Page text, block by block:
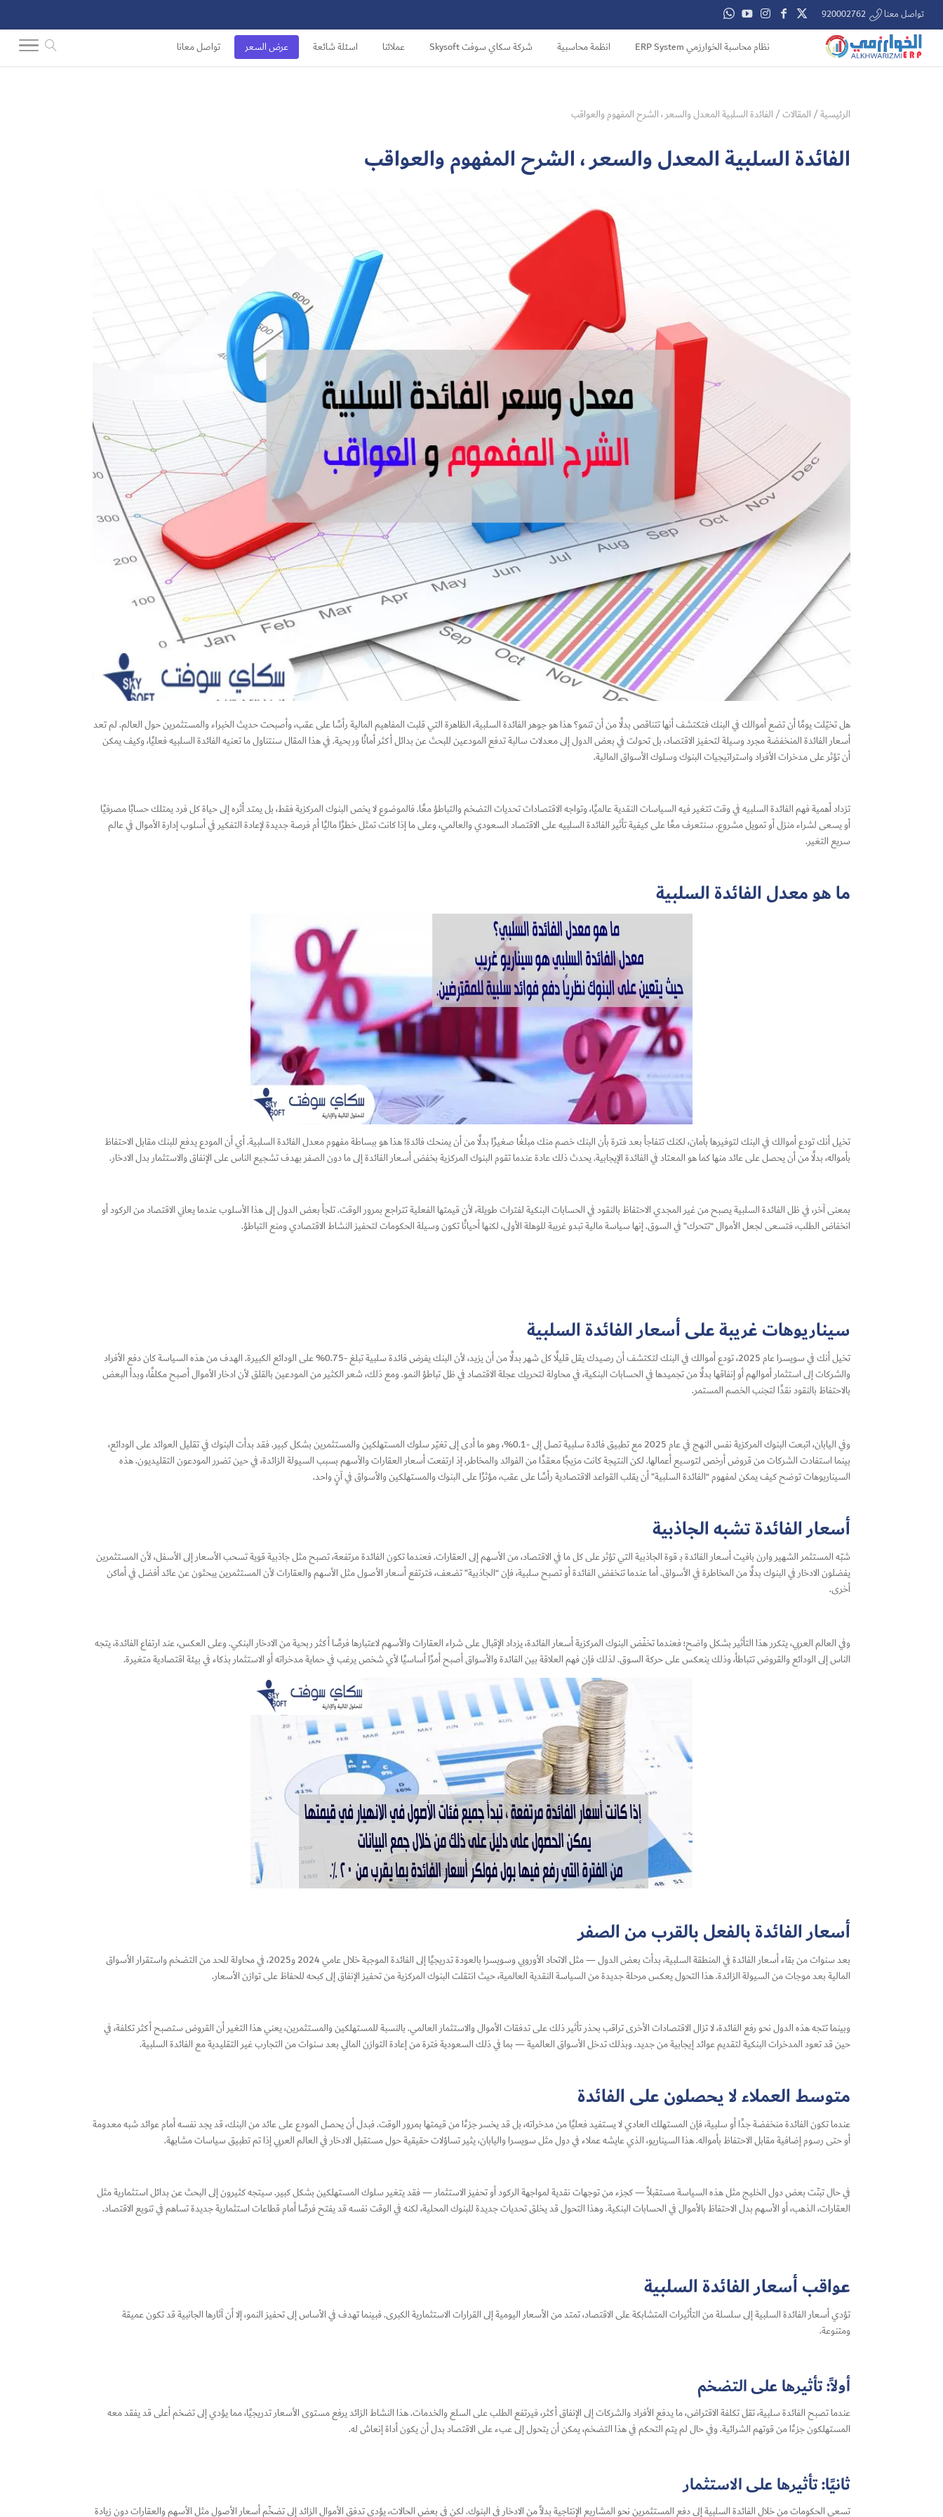
تواصل معنا 920002762
نظام محاسبة الخوارزمي ERP System انظمة محاسبية شركة سكاي سوفت Skysoft عملائنا اسئلة شائعة عرض السعر تواصل معانا
الرئيسية/ المقالات/ الفائدة السلبية المعدل والسعر ، الشرح المفهوم والعواقب
الفائدة السلبية المعدل والسعر ، الشرح المفهوم والعواقب
هل تخيّلت يومًا أن تضع أموالك في البنك فتكتشف أنها تتناقص بدلًا من أن تنمو؟ هذا هو جوهر الفائدة السلبية، الظاهرة التي قلبت المفاهيم المالية رأسًا على عقب، وأصبحت حديث الخبراء والمستثمرين حول العالم. لم تعد
أسعار الفائدة المنخفضة مجرد وسيلة لتحفيز الاقتصاد، بل تحولت في بعض الدول إلى معدلات سالبة تدفع المودعين للبحث عن بدائل أكثر أمانًا وربحية. في هذا المقال سنتناول ما تعنيه الفائدة السلبيه فعليًا، وكيف يمكن
أن تؤثر على مدخرات الأفراد واستراتيجيات البنوك وسلوك الأسواق المالية.
تزداد أهمية فهم الفائدة السلبيه في وقت تتغير فيه السياسات النقدية عالميًا، وتواجه الاقتصادات تحديات التضخم والتباطؤ معًا. فالموضوع لا يخص البنوك المركزية فقط، بل يمتد أثره إلى حياة كل فرد يمتلك حسابًا مصرفيًا
أو يسعى لشراء منزل أو تمويل مشروع. سنتعرف معًا على كيفية تأثير الفائدة السلبيه على الاقتصاد السعودي والعالمي، وعلى ما إذا كانت تمثل خطرًا ماليًا أم فرصة جديدة لإعادة التفكير في أسلوب إدارة الأموال في عالم
سريع التغير.
ما هو معدل الفائدة السلبية
تخيل أنك تودع أموالك في البنك لتوفيرها بأمان، لكنك تتفاجأ بعد فترة بأن البنك خصم منك مبلغًا صغيرًا بدلًا من أن يمنحك فائدة! هذا هو ببساطة مفهوم معدل الفائدة السلبية. أي أن المودع يدفع للبنك مقابل الاحتفاظ
بأمواله، بدلًا من أن يحصل على عائد منها كما هو المعتاد في الفائدة الإيجابية. يحدث ذلك عادة عندما تقوم البنوك المركزية بخفض أسعار الفائدة إلى ما دون الصفر بهدف تشجيع الناس على الإنفاق والاستثمار بدل الادخار.
بمعنى آخر، في ظل الفائدة السلبية يصبح من غير المجدي الاحتفاظ بالنقود في الحسابات البنكية لفترات طويلة، لأن قيمتها الفعلية تتراجع بمرور الوقت. تلجأ بعض الدول إلى هذا الأسلوب عندما يعاني الاقتصاد من الركود أو
انخفاض الطلب، فتسعى لجعل الأموال “تتحرك” في السوق. إنها سياسة مالية تبدو غريبة للوهلة الأولى، لكنها أحيانًا تكون وسيلة الحكومات لتحفيز النشاط الاقتصادي ومنع التباطؤ.
سيناريوهات غريبة على أسعار الفائدة السلبية
تخيل أنك في سويسرا عام 2025، تودع أموالك في البنك لتكتشف أن رصيدك يقل قليلًا كل شهر بدلًا من أن يزيد، لأن البنك يفرض فائدة سلبية تبلغ -0.75% على الودائع الكبيرة. الهدف من هذه السياسة كان دفع الأفراد
والشركات إلى استثمار أموالهم أو إنفاقها بدلًا من تجميدها في الحسابات البنكية، في محاولة لتحريك عجلة الاقتصاد في ظل تباطؤ النمو. ومع ذلك، شعر الكثير من المودعين بالقلق لأن ادخار الأموال أصبح مكلفًا، وبدأ البعض
بالاحتفاظ بالنقود نقدًا لتجنب الخصم المستمر.
وفي اليابان، اتبعت البنوك المركزية نفس النهج في عام 2025 مع تطبيق فائدة سلبية تصل إلى -0.1%، وهو ما أدى إلى تغيّر سلوك المستهلكين والمستثمرين بشكل كبير. فقد بدأت البنوك في تقليل العوائد على الودائع،
بينما استفادت الشركات من قروض أرخص لتوسيع أعمالها. لكن النتيجة كانت مزيجًا معقدًا من الفوائد والمخاطر، إذ ارتفعت أسعار العقارات والأسهم بسبب السيولة الزائدة، في حين تضرر المودعون التقليديون. هذه
السيناريوهات توضح كيف يمكن لمفهوم “الفائدة السلبية” أن يقلب القواعد الاقتصادية رأسًا على عقب، مؤثرًا على البنوك والمستهلكين والأسواق في آنٍ واحد.
أسعار الفائدة تشبه الجاذبية
شبّه المستثمر الشهير وارن بافيت أسعار الفائدة بـ قوة الجاذبية التي تؤثر على كل ما في الاقتصاد، من الأسهم إلى العقارات. فعندما تكون الفائدة مرتفعة، تصبح مثل جاذبية قوية تسحب الأسعار إلى الأسفل، لأن المستثمرين
يفضلون الادخار في البنوك بدلًا من المخاطرة في الأسواق. أما عندما تنخفض الفائدة أو تصبح سلبية، فإن “الجاذبية” تضعف، فترتفع أسعار الأصول مثل الأسهم والعقارات لأن المستثمرين يبحثون عن عائد أفضل في أماكن
أخرى.
وفي العالم العربي، يتكرر هذا التأثير بشكل واضح؛ فعندما تخفّض البنوك المركزية أسعار الفائدة، يزداد الإقبال على شراء العقارات والأسهم لاعتبارها فرصًا أكثر ربحية من الادخار البنكي. وعلى العكس، عند ارتفاع الفائدة، يتجه
الناس إلى الودائع والقروض تتباطأ، وذلك ينعكس على حركة السوق. لذلك فإن فهم العلاقة بين الفائدة والأسواق أصبح أمرًا أساسيًا لأي شخص يرغب في حماية مدخراته أو الاستثمار بذكاء في بيئة اقتصادية متغيرة.
أسعار الفائدة بالفعل بالقرب من الصفر
بعد سنوات من بقاء أسعار الفائدة في المنطقة السلبية، بدأت بعض الدول — مثل الاتحاد الأوروبي وسويسرا بالعودة تدريجيًا إلى الفائدة الموجبة خلال عامي 2024 و2025، في محاولة للحد من التضخم واستقرار الأسواق
المالية بعد موجات من السيولة الزائدة. هذا التحول يعكس مرحلة جديدة من السياسة النقدية العالمية، حيث انتقلت البنوك المركزية من تحفيز الإنفاق إلى كبحه للحفاظ على توازن الأسعار.
وبينما تتجه هذه الدول نحو رفع الفائدة، لا تزال الاقتصادات الأخرى تراقب بحذر تأثير ذلك على تدفقات الأموال والاستثمار العالمي. بالنسبة للمستهلكين والمستثمرين، يعني هذا التغير أن القروض ستصبح أكثر تكلفة، في
حين قد تعود المدخرات البنكية لتقديم عوائد إيجابية من جديد. وبذلك تدخل الأسواق العالمية — بما في ذلك السعودية فترة من إعادة التوازن المالي بعد سنوات من التجارب غير التقليدية مع الفائدة السلبية.
متوسط ​​العملاء لا يحصلون على الفائدة
عندما تكون الفائدة منخفضة جدًا أو سلبية، فإن المستهلك العادي لا يستفيد فعليًا من مدخراته، بل قد يخسر جزءًا من قيمتها بمرور الوقت. فبدل أن يحصل المودع على عائد من البنك، قد يجد نفسه أمام عوائد شبه معدومة
أو حتى رسوم إضافية مقابل الاحتفاظ بأمواله. هذا السيناريو، الذي عايشه عملاء في دول مثل سويسرا واليابان، يثير تساؤلات حقيقية حول مستقبل الادخار في العالم العربي إذا تم تطبيق سياسات مشابهة.
في حال تبنّت بعض دول الخليج مثل هذه السياسة مستقبلاً — كجزء من توجهات نقدية لمواجهة الركود أو تحفيز الاستثمار — فقد يتغير سلوك المستهلكين بشكل كبير. سيتجه كثيرون إلى البحث عن بدائل استثمارية مثل
العقارات، الذهب، أو الأسهم بدل الاحتفاظ بالأموال في الحسابات البنكية. وهذا التحول قد يخلق تحديات جديدة للبنوك المحلية، لكنه في الوقت نفسه قد يفتح فرصًا أمام قطاعات استثمارية جديدة تساهم في تنويع الاقتصاد.
عواقب أسعار الفائدة السلبية
تؤدي أسعار الفائدة السلبية إلى سلسلة من التأثيرات المتشابكة على الاقتصاد، تمتد من الأسعار اليومية إلى القرارات الاستثمارية الكبرى. فبينما تهدف في الأساس إلى تحفيز النمو، إلا أن آثارها الجانبية قد تكون عميقة
ومتنوعة.
أولاً: تأثيرها على التضخم
عندما تصبح الفائدة سلبية، تقل تكلفة الاقتراض، ما يدفع الأفراد والشركات إلى الإنفاق أكثر، فيرتفع الطلب على السلع والخدمات. هذا النشاط الزائد يرفع مستوى الأسعار تدريجيًا، مما يؤدي إلى تضخم أعلى قد يفقد معه
المستهلكون جزءًا من قوتهم الشرائية. وفي حال لم يتم التحكم في هذا التضخم، يمكن أن يتحول إلى عبء على الاقتصاد بدل أن يكون أداة إنعاش له.
ثانيًا: تأثيرها على الاستثمار
تسعى الحكومات من خلال الفائدة السلبية إلى دفع المستثمرين نحو المشاريع الإنتاجية بدلاً من الادخار في البنوك. لكن في بعض الحالات، يؤدي تدفق الأموال الزائد إلى تضخّم أسعار الأصول مثل الأسهم والعقارات دون زيادة